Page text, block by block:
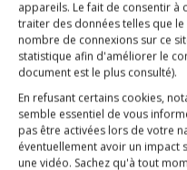
appareils. Le fait de consentir à
traiter des données telles que
nombre de connexions sur ce
statistique afin d'améliorer le
document est le plus consulté).
En refusant certains cookies,
semble essentiel de vous
pas être activées lors de votre
éventuellement avoir un impact
une vidéo. Sachez qu'à tout
Qui sommes-nous ?